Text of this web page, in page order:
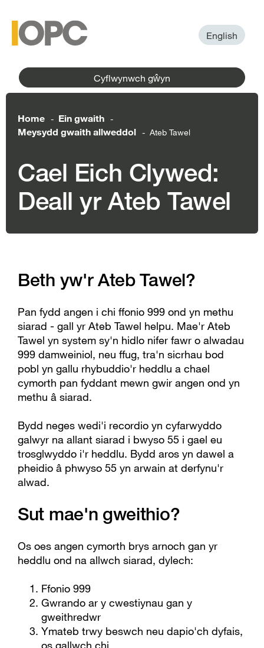
content
menu
Cyflwynwch gŵyn
English
Home - Ein gwaith -
Meysydd gwaith allweddol - Ateb Tawel
Cael Eich Clywed:
Deall yr Ateb Tawel
Beth yw'r Ateb Tawel?
Pan fydd angen i chi ffonio 999 ond yn methu
siarad - gall yr Ateb Tawel helpu. Mae'r Ateb
Tawel yn system sy'n hidlo nifer fawr o alwadau
999 damweiniol, neu ffug, tra'n sicrhau bod
pobl yn gallu rhybuddio'r heddlu a chael
cymorth pan fyddant mewn gwir angen ond yn
methu â siarad.
Bydd neges wedi'i recordio yn cyfarwyddo
galwyr na allant siarad i bwyso 55 i gael eu
trosglwyddo i'r heddlu. Bydd aros yn dawel a
pheidio â phwyso 55 yn arwain at derfynu'r
alwad.
Sut mae'n gweithio?
Os oes angen cymorth brys arnoch gan yr
heddlu ond na allwch siarad, dylech:
Ffonio 999
Gwrando ar y cwestiynau gan y
gweithredwr
Ymateb trwy beswch neu dapio'ch dyfais,
os gallwch chi